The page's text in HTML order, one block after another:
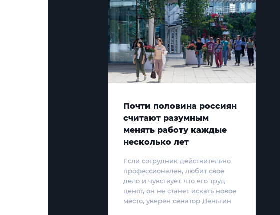
Почти половина россиян
считают разумным
менять работу каждые
несколько лет
Если сотрудник действительно
профессионален, любит своё
дело и чувствует, что его труд
ценят, он не станет искать новое
место, уверен сенатор Деньгин